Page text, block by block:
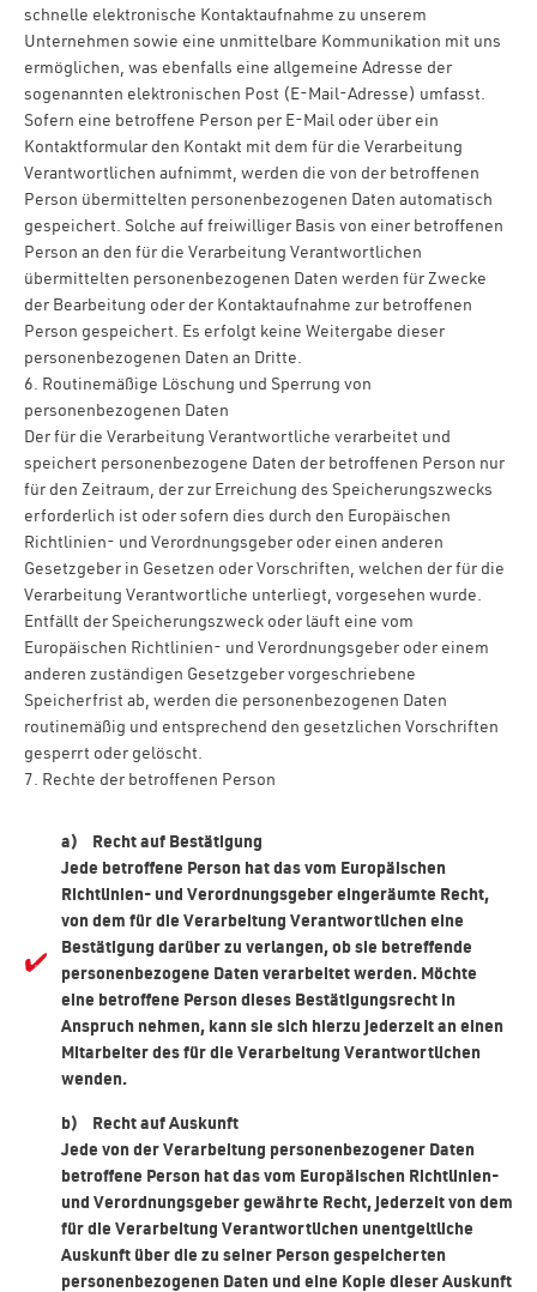
schnelle elektronische Kontaktaufnahme zu unserem
Unternehmen sowie eine unmittelbare Kommunikation mit uns
ermöglichen, was ebenfalls eine allgemeine Adresse der
sogenannten elektronischen Post (E-Mail-Adresse) umfasst.
Sofern eine betroffene Person per E-Mail oder über ein
Kontaktformular den Kontakt mit dem für die Verarbeitung
Verantwortlichen aufnimmt, werden die von der betroffenen
Person übermittelten personenbezogenen Daten automatisch
gespeichert. Solche auf freiwilliger Basis von einer betroffenen
Person an den für die Verarbeitung Verantwortlichen
übermittelten personenbezogenen Daten werden für Zwecke
der Bearbeitung oder der Kontaktaufnahme zur betroffenen
Person gespeichert. Es erfolgt keine Weitergabe dieser
personenbezogenen Daten an Dritte.
6. Routinemäßige Löschung und Sperrung von
personenbezogenen Daten
Der für die Verarbeitung Verantwortliche verarbeitet und
speichert personenbezogene Daten der betroffenen Person nur
für den Zeitraum, der zur Erreichung des Speicherungszwecks
erforderlich ist oder sofern dies durch den Europäischen
Richtlinien- und Verordnungsgeber oder einen anderen
Gesetzgeber in Gesetzen oder Vorschriften, welchen der für die
Verarbeitung Verantwortliche unterliegt, vorgesehen wurde.
Entfällt der Speicherungszweck oder läuft eine vom
Europäischen Richtlinien- und Verordnungsgeber oder einem
anderen zuständigen Gesetzgeber vorgeschriebene
Speicherfrist ab, werden die personenbezogenen Daten
routinemäßig und entsprechend den gesetzlichen Vorschriften
gesperrt oder gelöscht.
7. Rechte der betroffenen Person
a) Recht auf Bestätigung
Jede betroffene Person hat das vom Europäischen
Richtlinien- und Verordnungsgeber eingeräumte Recht,
von dem für die Verarbeitung Verantwortlichen eine
Bestätigung darüber zu verlangen, ob sie betreffende
personenbezogene Daten verarbeitet werden. Möchte
eine betroffene Person dieses Bestätigungsrecht in
Anspruch nehmen, kann sie sich hierzu jederzeit an einen
Mitarbeiter des für die Verarbeitung Verantwortlichen
wenden.
b) Recht auf Auskunft
Jede von der Verarbeitung personenbezogener Daten
betroffene Person hat das vom Europäischen Richtlinien-
und Verordnungsgeber gewährte Recht, jederzeit von dem
für die Verarbeitung Verantwortlichen unentgeltliche
Auskunft über die zu seiner Person gespeicherten
personenbezogenen Daten und eine Kopie dieser Auskunft